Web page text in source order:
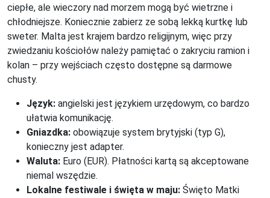
ciepłe, ale wieczory nad morzem mogą być wietrzne i
chłodniejsze. Koniecznie zabierz ze sobą lekką kurtkę lub
sweter. Malta jest krajem bardzo religijnym, więc przy
zwiedzaniu kościołów należy pamiętać o zakryciu ramion i
kolan – przy wejściach często dostępne są darmowe
chusty.
Język: angielski jest językiem urzędowym, co bardzo
ułatwia komunikację.
Gniazdka: obowiązuje system brytyjski (typ G),
konieczny jest adapter.
Waluta: Euro (EUR). Płatności kartą są akceptowane
niemal wszędzie.
Lokalne festiwale i święta w maju: Święto Matki